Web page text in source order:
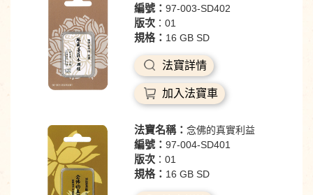
編號： 97-003-SD402
版次：01
規格： 16 GB SD
法寶詳情
加入法寶車
法寶名稱： 念佛的真實利益
編號： 97-004-SD401
版次：01
規格： 16 GB SD